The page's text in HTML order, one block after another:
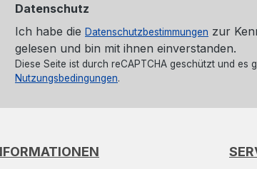
Datenschutz
Ich habe die Datenschutzbestimmungen zur
gelesen und bin mit ihnen einverstanden.
Diese Seite ist durch reCAPTCHA geschützt und es
Nutzungsbedingungen.